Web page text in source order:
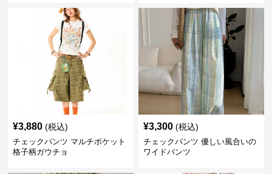
¥3,880 (税込)
チェックパンツ マルチポケット
格子柄ガウチョ
¥3,300 (税込)
チェックパンツ 優しい風合いの
ワイドパンツ